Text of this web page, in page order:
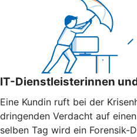
IT-Dienstleisterinnen
Eine Kundin ruft bei der
dringenden Verdacht auf
selben Tag wird ein Forensik-